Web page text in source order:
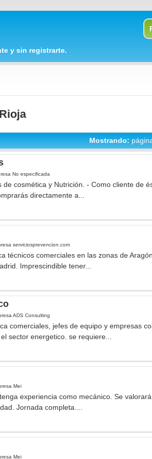
y sin registrarte.
Mostrando:
No especificada
de cosmética y Nutrición. - Como cliente de
directamente a...
serviciosprevencion.com
técnicos comerciales en las zonas de
Imprescindible tener...
ADS Consulting
comerciales, jefes de equipo y empresas
sector energetico. se requiere...
Mei
experiencia como mecánico. Se
Jornada completa....
Mei